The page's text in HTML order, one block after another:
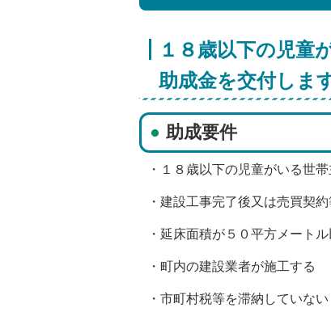
１８歳以下の児童
助成金を交付します
助成要件
・１８歳以下の児童がいる世
・建設工事完了後又は売買契
・延床面積が５０平方メートル
・町内の建設業者が施工する
・市町村税等を滞納していない